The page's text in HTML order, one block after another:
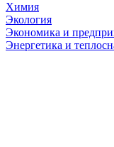
Химия
Экология
Экономика и
Энергетика и